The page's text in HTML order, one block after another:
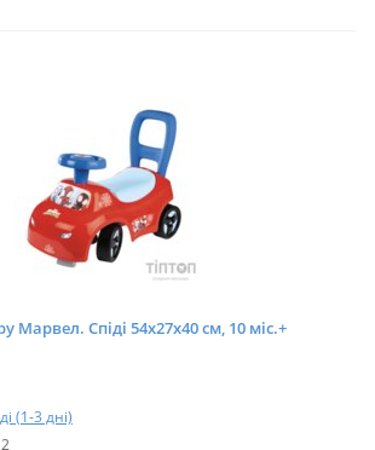
Марвел. Спiдi 54х27х40 см, 10 мic.+
(1-3 дні)